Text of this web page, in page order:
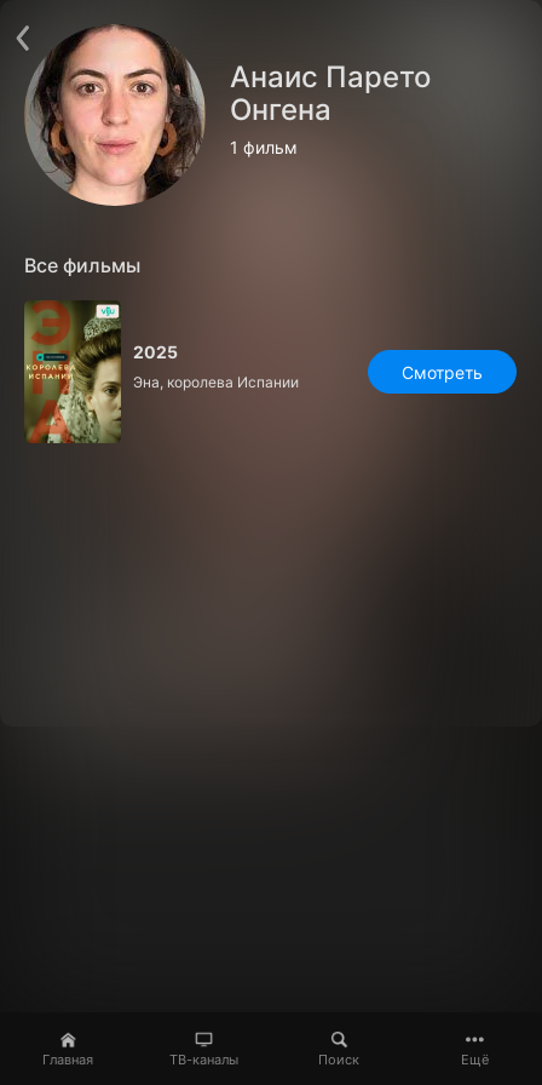
Главная ТВ-каналы Поиск Ещё
Анаис Парето
Онгена
1 фильм
Все фильмы
2025
Эна, королева Испании Смотреть
О сервисе
Пользовательское соглашение
Политика конфиденциальности
Для партнёров
Открыть приложение
Установить на ТВ
Бесплатные каналы